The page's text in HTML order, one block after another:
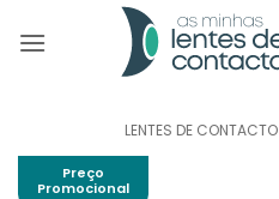
LENTES DE CONTACTO
Preço
Promocional